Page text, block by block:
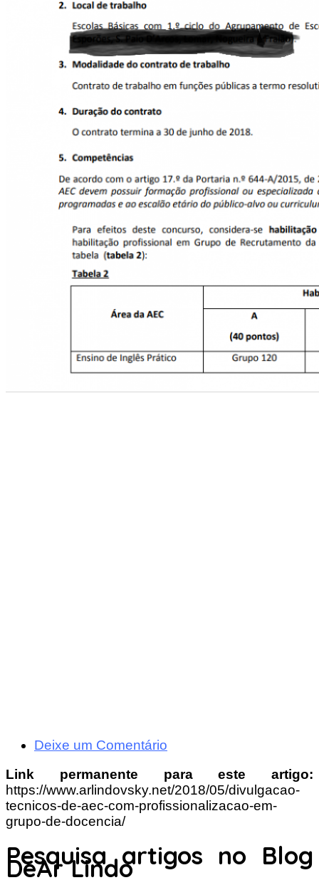
Deixe um Comentário
Link permanente para este artigo:
https://www.arlindovsky.net/2018/05/divulgacao-
tecnicos-de-aec-com-profissionalizacao-em-
grupo-de-docencia/
Pesquisa artigos no Blog
DeAr Lindo